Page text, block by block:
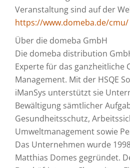
Veranstaltung sind auf der
https://www.domeba.de/cmu/
Über die domeba GmbH
Die domeba distribution
Experte für das ganzheitliche
Management. Mit der HSQE
iManSys unterstützt sie
Bewältigung sämtlicher
Gesundheitsschutz,
Umweltmanagement sowie
Das Unternehmen wurde
Matthias Domes gegründet.